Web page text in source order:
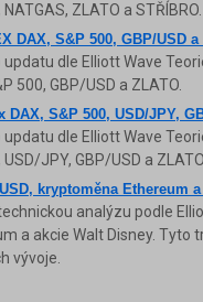
ZLATO a STŘÍBRO.
DAX, S&P 500, GBP/USD a
dle Elliott Wave
500, GBP/USD a ZLATO.
S&P 500, USD/JPY,
dle Elliott Wave
USD/JPY, GBP/USD a
kryptoměna Ethereum
analýzu podle
a akcie Walt Disney. Tyto
vývoje.